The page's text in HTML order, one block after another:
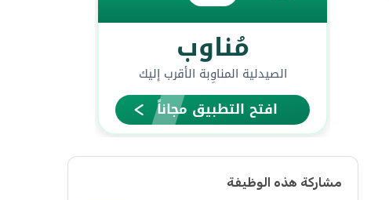
مشاركة هذه الوظيفة